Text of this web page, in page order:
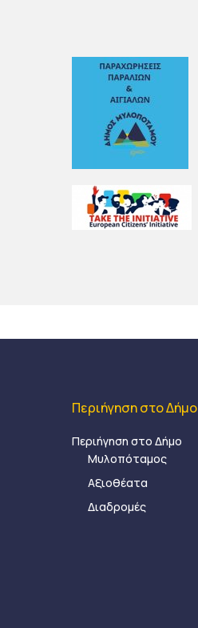
Περιήγηση στο Δήμο
Περιήγηση στο Δήμο
Μυλοπόταμος
Αξιοθέατα
Διαδρομές